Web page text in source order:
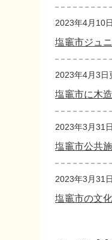
2023年4月10
塩竈市ジュ
2023年4月3日
塩竈市に木
2023年3月31
塩竈市公共
2023年3月31
塩竈市の文